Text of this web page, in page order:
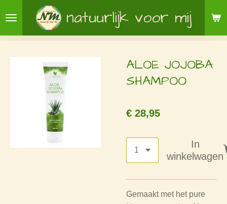
direct
naar
hoofdinhoud
natuurlijk voor mij
ALOE JOJOBA
SHAMPOO
€ 28,95
In
winkelwagen
Gemaakt met het pure